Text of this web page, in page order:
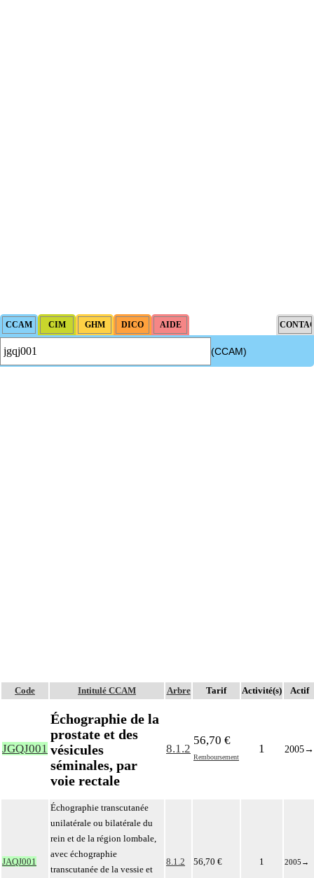
(CCAM)
Code Intitulé CCAM Arbre Tarif Activité(s) Actif
JGQJ001
Échographie de la
prostate et des
vésicules
séminales, par
voie rectale
8.1.2
56,70 €
Remboursement
1 2005→
JAQJ001
Échographie transcutanée
unilatérale ou bilatérale du
rein et de la région lombale,
avec échographie
transcutanée de la vessie et
8.1.2 56,70 € 1 2005 →